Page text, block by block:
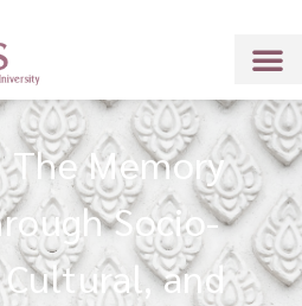
The Memory
Socio-
and